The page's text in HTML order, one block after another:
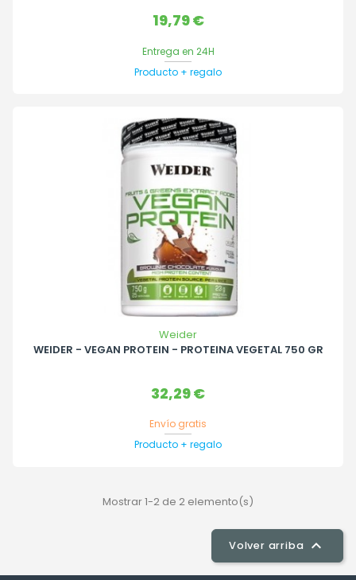
Precio
19,79 €
Entrega en 24H
Producto + regalo
Weider
WEIDER - VEGAN PROTEIN - PROTEINA VEGETAL 750 GR
Precio
32,29 €
Envío gratis
Producto + regalo
Mostrar 1-2 de 2 elemento(s)
Volver arriba 